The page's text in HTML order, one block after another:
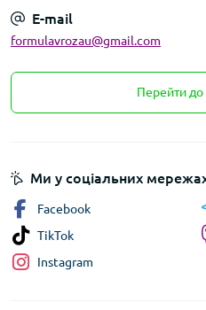
E-mail
formulavrozau@gmail.com
Перейти до
Ми у соціальних
Facebook
TikTok
Instagram